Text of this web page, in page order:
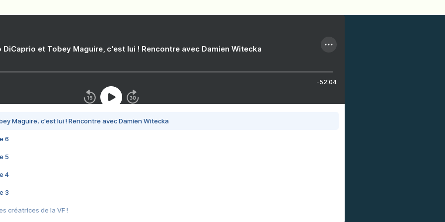
DiCaprio et Tobey Maguire, c'est lui ! Rencontre avec Damien Witecka
-52:04
Maguire, c'est lui ! Rencontre avec Damien Witecka
6
5
4
3
créatrices de la VF !